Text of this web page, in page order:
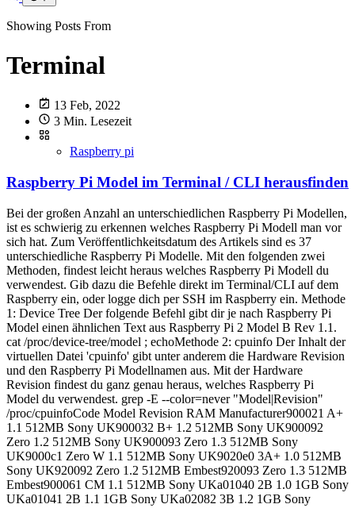
Showing Posts From
Terminal
13 Feb, 2022
3 Min. Lesezeit
Raspberry pi
Raspberry Pi Model im Terminal / CLI herausfinden
Bei der großen Anzahl an unterschiedlichen Raspberry Pi Modellen,
ist es schwierig zu erkennen welches Raspberry Pi Modell man vor
sich hat. Zum Veröffentlichkeitsdatum des Artikels sind es 37
unterschiedliche Raspberry Pi Modelle. Mit den folgenden zwei
Methoden, findest leicht heraus welches Raspberry Pi Modell du
verwendest. Gib dazu die Befehle direkt im Terminal/CLI auf dem
Raspberry ein, oder logge dich per SSH im Raspberry ein. Methode
1: Device Tree Der folgende Befehl gibt dir je nach Raspberry Pi
Model einen ähnlichen Text aus Raspberry Pi 2 Model B Rev 1.1.
cat /proc/device-tree/model ; echoMethode 2: cpuinfo Der Inhalt der
virtuellen Datei 'cpuinfo' gibt unter anderem die Hardware Revision
und den Raspberry Pi Modellnamen aus. Mit der Hardware
Revision findest du ganz genau heraus, welches Raspberry Pi
Model du verwendest. grep -E --color=never "Model|Revision"
/proc/cpuinfoCode Model Revision RAM Manufacturer900021 A+
1.1 512MB Sony UK900032 B+ 1.2 512MB Sony UK900092
Zero 1.2 512MB Sony UK900093 Zero 1.3 512MB Sony
UK9000c1 Zero W 1.1 512MB Sony UK9020e0 3A+ 1.0 512MB
Sony UK920092 Zero 1.2 512MB Embest920093 Zero 1.3 512MB
Embest900061 CM 1.1 512MB Sony UKa01040 2B 1.0 1GB Sony
UKa01041 2B 1.1 1GB Sony UKa02082 3B 1.2 1GB Sony